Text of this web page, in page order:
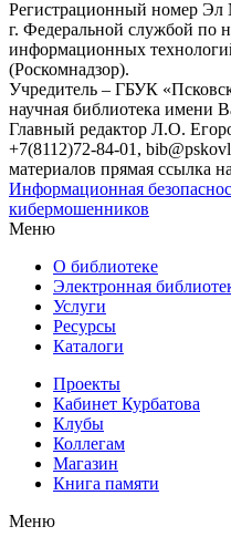
Регистрационный номер
г. Федеральной службой по
информационных
(Роскомнадзор).
Учредитель – ГБУК
научная библиотека имени
Главный редактор Л.О.
+7(8112)72-84-01,
материалов прямая ссылка
Информационная
кибермошенников
Меню
О библиотеке
Электронная
Услуги
Ресурсы
Каталоги
Проекты
Кабинет Курбатова
Клубы
Коллегам
Магазин
Книга памяти
Меню